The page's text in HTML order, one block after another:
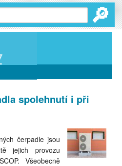
🔎
spolehnutí i při
čerpadle jsou
jejich provozu
Všeobecně